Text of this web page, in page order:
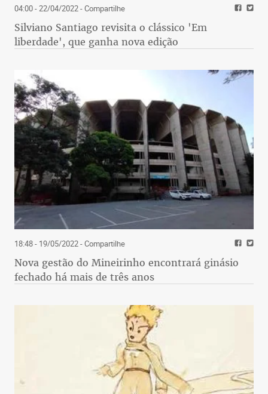
04:00 - 22/04/2022- Compartilhe
Silviano Santiago revisita o clássico 'Em
liberdade', que ganha nova edição
18:48 - 19/05/2022- Compartilhe
Nova gestão do Mineirinho encontrará ginásio
fechado há mais de três anos